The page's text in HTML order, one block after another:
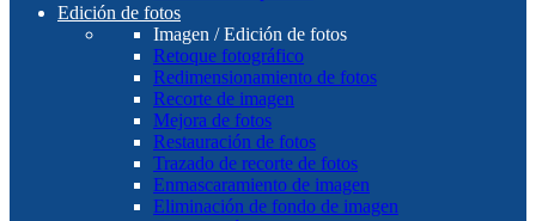
Edición de fotos
Imagen / Edición de fotos
Retoque fotográfico
Redimensionamiento de fotos
Recorte de imagen
Mejora de fotos
Restauración de fotos
Trazado de recorte de fotos
Enmascaramiento de imagen
Eliminación de fondo de imagen